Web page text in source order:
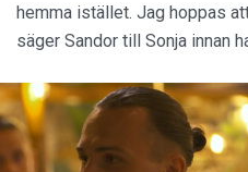
hemma istället. Jag hoppas
säger Sandor till Sonja innan